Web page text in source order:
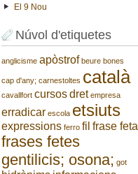
El 9 Nou
Núvol d'etiquetes
anglicisme apòstrof beure bones
cap d'any; carnestoltes català
cavallfort cursos dret empresa
erradicar escola etsiuts
expressions ferro fil frase feta
frases fetes
gentilicis; osona; got